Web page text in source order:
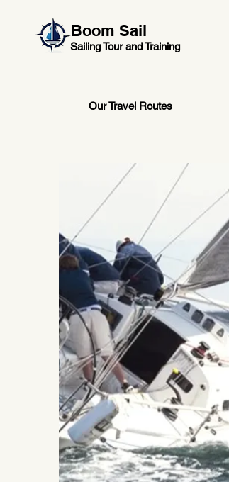
Sailing Tour and Training
Boom Sail
Our Travel Routes